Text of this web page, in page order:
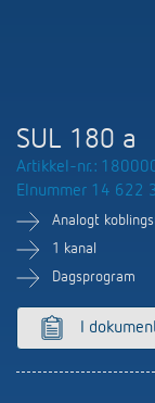
Historie
Salg
SUL 180 a
Artikkel-nr.:
Elnummer 14 622
Analogt
1 kanal
Dagsprogram
I